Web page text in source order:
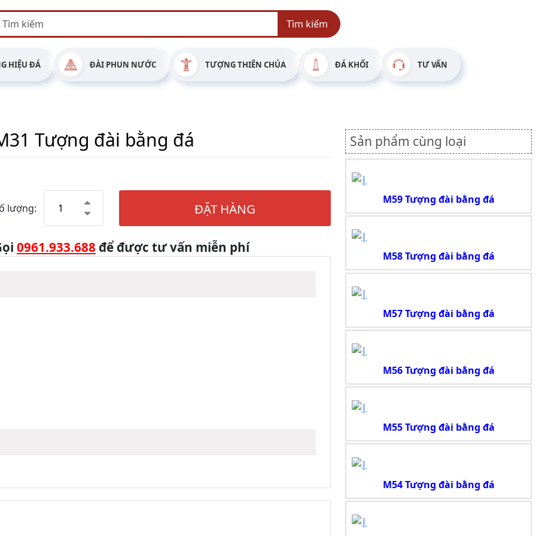
Tìm kiếm
HIỆU ĐÁ ĐÀI PHUN NƯỚC TƯỢNG THIÊN CHÚA ĐÁ KHỐI TƯ VẤN
Tượng đài bằng đá
lượng: ĐẶT HÀNG
0961.933.688 để được tư vấn miễn phí
Sản phẩm cùng loại
M59 Tượng đài bằng đá
M58 Tượng đài bằng đá
M57 Tượng đài bằng đá
M56 Tượng đài bằng đá
M55 Tượng đài bằng đá
M54 Tượng đài bằng đá